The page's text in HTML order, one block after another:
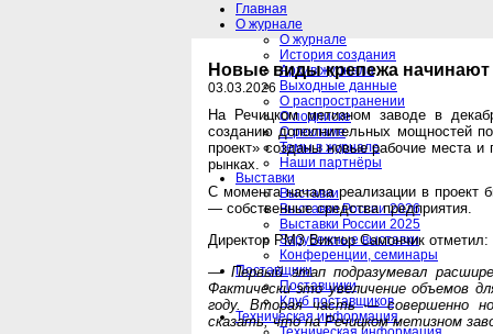
Главная
О журнале
О журнале
История создания
Архив журнала
Выходные данные
О распространении
О подписке
О рекламе
Темы в журнале
Наши партнёры
Выставки
Выставки
Выставки России 2026
Выставки России 2025
Зарубежные выставки
Конференции, семинары
Поставщики
Поставщики
Клуб поставщиков
Техническая информация
Новые виды крепежа
03.03.2026
На Речицком метизном заводе в
созданию дополнительных мощностей
проект» созданы новые рабочие места и
рынках.
С момента начала реализации в проект
— собственные средства предприятия.
Директор РМЗ Виктор Самончик отметил:
— Первый этап подразумевал
Фактически это увеличение объемов
году. Вторая часть — совершенно
сказать, что на Речицком метизном